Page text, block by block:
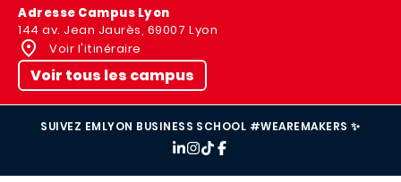
Adresse Campus Lyon
144 av. Jean Jaurès, 69007 Lyon
Voir l'itinéraire
Voir tous les campus
SUIVEZ EMLYON BUSINESS SCHOOL #WEAREMAKERS ✨